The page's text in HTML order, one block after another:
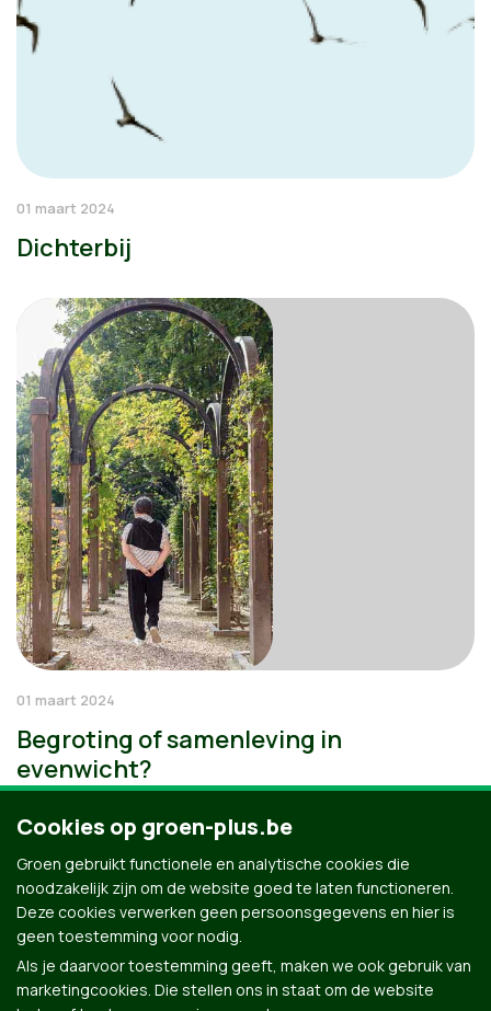
01 maart 2024
Dichterbij
01 maart 2024
Begroting of samenleving in
evenwicht?
Cookies op groen-plus.be
Groen gebruikt functionele en analytische cookies die
noodzakelijk zijn om de website goed te laten functioneren.
Deze cookies verwerken geen persoonsgegevens en hier is
geen toestemming voor nodig.
Als je daarvoor toestemming geeft, maken we ook gebruik van
marketingcookies. Die stellen ons in staat om de website